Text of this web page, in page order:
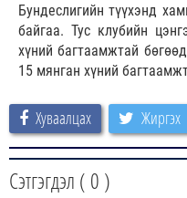
Бундеслигийн түүхэнд
байгаа. Тус клубийн
хүний багтаамжтай
15 мянган хүний
Хуваалцах Жиргэх
Сэтгэгдэл ( 0 )